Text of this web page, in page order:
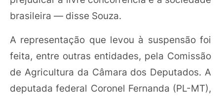
brasileira — disse Souza.
A representação que levou à suspensão foi
feita, entre outras entidades, pela Comissão
de Agricultura da Câmara dos Deputados. A
deputada federal Coronel Fernanda (PL-MT),